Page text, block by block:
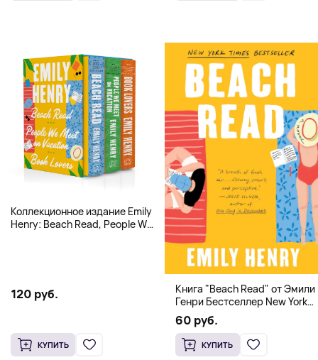
Коллекционное издание Emily
Henry: Beach Read, People We
120 руб.
КУПИТЬ
Книга "Beach Read" от Эмили
Генри Бестселлер New York
Times
60 руб.
КУПИТЬ